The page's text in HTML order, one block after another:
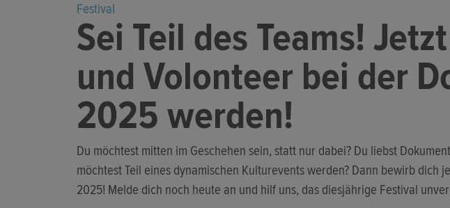
Festival
Sei Teil des Teams!
und Volonteer bei der
2025 werden!
Du möchtest mitten im Geschehen sein, statt nur dabei? Du liebst
möchtest Teil eines dynamischen Kulturevents werden? Dann bewirb dich
2025! Melde dich noch heute an und hilf uns, das diesjährige Festival